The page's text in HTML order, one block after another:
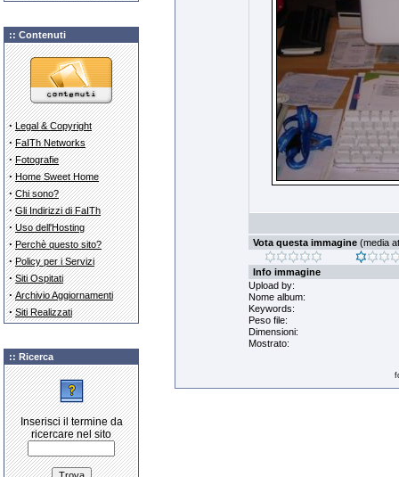
:: Contenuti
· Legal & Copyright
· FaITh Networks
· Fotografie
· Home Sweet Home
· Chi sono?
· Gli Indirizzi di FaITh
· Uso dell'Hosting
· Perchè questo sito?
· Policy per i Servizi
· Siti Ospitati
· Archivio Aggiornamenti
· Siti Realizzati
:: Ricerca
Inserisci il termine da
ricercare nel sito
Vota questa immagine(media
Info immagine
Upload by:
Nome album:
Keywords:
Peso file:
Dimensioni:
Mostrato: